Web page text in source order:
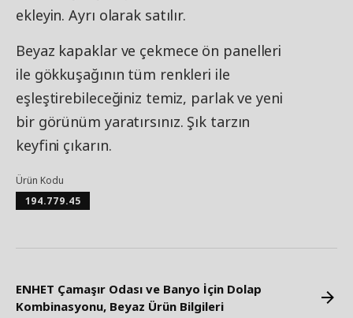
ekleyin. Ayrı olarak satılır.
Beyaz kapaklar ve çekmece ön panelleri
ile gökkuşağının tüm renkleri ile
eşleştirebileceğiniz temiz, parlak ve yeni
bir görünüm yaratırsınız. Şık tarzın
keyfini çıkarın.
Ürün Kodu
194.779.45
ENHET Çamaşır Odası ve Banyo İçin Dolap
Kombinasyonu, Beyaz Ürün Bilgileri